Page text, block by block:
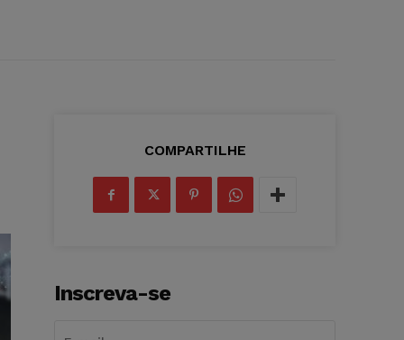
COMPARTILHE
Inscreva-se